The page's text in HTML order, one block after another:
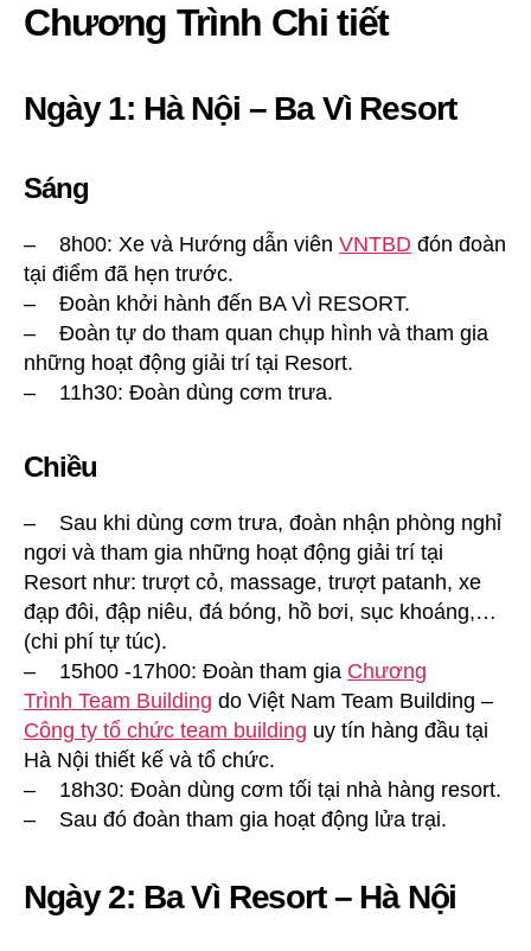
Chương Trình Chi tiết
Ngày 1: Hà Nội – Ba Vì Resort
Sáng
– 8h00: Xe và Hướng dẫn viên VNTBD đón đoàn
tại điểm đã hẹn trước.
– Đoàn khởi hành đến BA VÌ RESORT.
– Đoàn tự do tham quan chụp hình và tham gia
những hoạt động giải trí tại Resort.
– 11h30: Đoàn dùng cơm trưa.
Chiều
– Sau khi dùng cơm trưa, đoàn nhận phòng nghỉ
ngơi và tham gia những hoạt động giải trí tại
Resort như: trượt cỏ, massage, trượt patanh, xe
đạp đôi, đập niêu, đá bóng, hồ bơi, sục khoáng,…
(chi phí tự túc).
– 15h00 -17h00: Đoàn tham gia Chương
Trình Team Building do Việt Nam Team Building –
Công ty tổ chức team building uy tín hàng đầu tại
Hà Nội thiết kế và tổ chức.
– 18h30: Đoàn dùng cơm tối tại nhà hàng resort.
– Sau đó đoàn tham gia hoạt động lửa trại.
Ngày 2: Ba Vì Resort – Hà Nội